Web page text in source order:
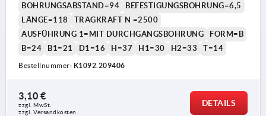
BOHRUNGSABSTAND=94
BEFESTIGUNGSBOHRUNG=6,5
LÄNGE=118
TRAGKRAFT N =2500
AUSFÜHRUNG 1=MIT DURCHGANGSBOHRUNG
FORM=B
B=24
B1=21 D1=16 H=37 H1=30 H2=33 T=14
Bestellnummer: K1092.209406
3,10 €
zzgl. MwSt.
zzgl. Versandkosten
DETAILS